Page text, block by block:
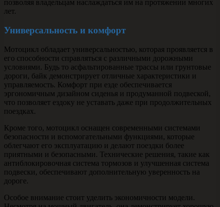
позволяя владельцам наслаждаться им на протяжении многих
лет.
Универсальность и комфорт
Мотоцикл обладает универсальностью, которая проявляется в
его способности справляться с различными дорожными
условиями. Будь то асфальтированные трассы или грунтовые
дороги, байк демонстрирует отличные характеристики и
управляемость. Комфорт при езде обеспечивается
эргономичным дизайном сиденья и продуманной подвеской,
что позволяет ездоку не уставать даже при продолжительных
поездках.
Кроме того, мотоцикл оснащен современными системами
безопасности и вспомогательными функциями, которые
облегчают его эксплуатацию и делают поездки более
приятными и безопасными. Технические решения, такие как
антиблокировочная система тормозов и улучшенная система
подвески, обеспечивают дополнительную уверенность на
дороге.
Особое внимание стоит уделить экономичности модели.